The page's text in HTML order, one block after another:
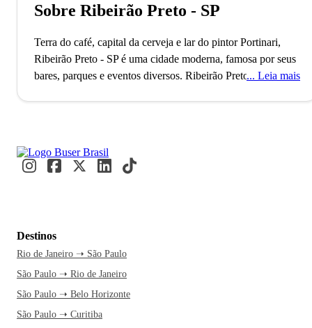
Sobre Ribeirão Preto - SP
Terra do café, capital da cerveja e lar do pintor Portinari,
Ribeirão Preto - SP é uma cidade moderna, famosa por seus
bares, parques e eventos diversos. Ribeirão Preto, fundada
um polo de inovação e tecnologia, com o 21º maior PIB do
país. Todos os anos, milhares de visitantes e estudantes
quem chega a Ribeirão Preto, famosa por suas cervejas
artesanais. A viagem é mais do que um simples
deslocamento; é a chance de explorar uma cidade cheia de
histórias. Com uma passagem de ônibus pela Buser, você
relaxa enquanto aproveita o tempo livre sem se preocupar
Leia mais
Destinos
Rio de Janeiro ➝ São Paulo
São Paulo ➝ Rio de Janeiro
São Paulo ➝ Belo Horizonte
São Paulo ➝ Curitiba